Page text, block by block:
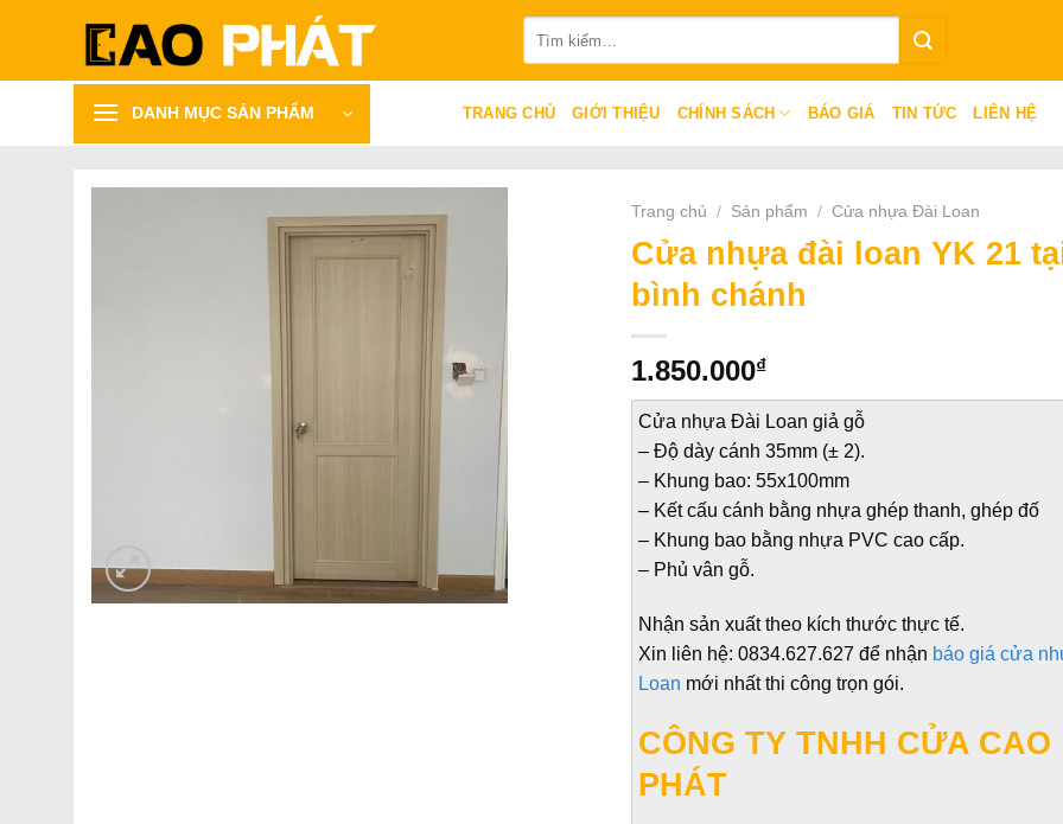
kiếm:
DANH MỤC SẢN PHẨM TRANG CHỦ GIỚI THIỆU CHÍNH SÁCH BÁO GIÁ TIN TỨC LIÊN HỆ
Trang chủ / Sản phẩm / Cửa nhựa Đài Loan
Cửa nhựa đài loan YK 21
bình chánh
1.850.000₫
Cửa nhựa Đài Loan giả gỗ
– Độ dày cánh 35mm (± 2).
– Khung bao: 55x100mm
– Kết cấu cánh bằng nhựa ghép thanh, ghép đố
– Khung bao bằng nhựa PVC cao cấp.
– Phủ vân gỗ.
Nhận sản xuất theo kích thước thực tế.
Xin liên hệ: 0834.627.627 để nhận báo giá cửa
Loan mới nhất thi công trọn gói.
CÔNG TY TNHH CỬA CAO
PHÁT